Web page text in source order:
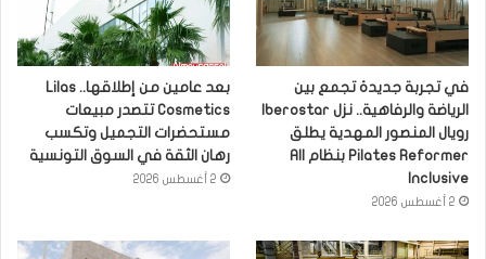
في تجربة جديدة تجمع بين
رويال المنصور المهدية يطلق
Pilates Reformer بنظام All
Inclusive
2 أغسطس 2026
بعد عامين من إطلاقها.. Lilas
Cosmetics تتصدر مبيعات
مستحضرات التجميل وتكسب
رهان الثقة في السوق التونسية
2 أغسطس 2026